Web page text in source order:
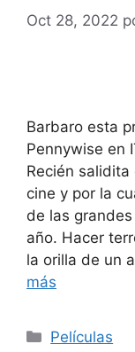
Oct 28, 2022
Barbaro esta
Pennywise en
Recién
cine y por la
de las
año. Hacer
la orilla de un
más
Categorías
Películas